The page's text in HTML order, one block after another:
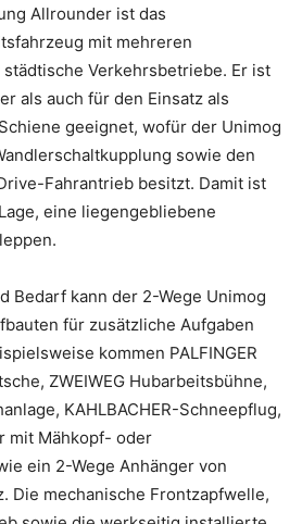
Allrounder ist das
mit mehreren
Verkehrsbetriebe. Er ist
als auch für den Einsatz als
geeignet, wofür der Unimog
sowie den
Fahrantrieb besitzt. Damit ist
eine liegengebliebene
Bedarf kann der 2-Wege Unimog
für zusätzliche Aufgaben
kommen PALFINGER
ZWEIWEG Hubarbeitsbühne,
KAHLBACHER-Schneepflug,
mit Mähkopf- oder
ein 2-Wege Anhänger von
Die mechanische Frontzapfwelle,